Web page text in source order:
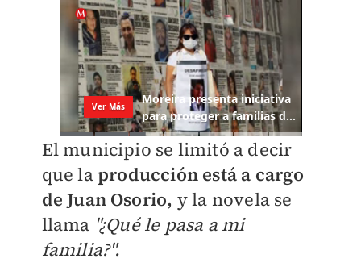
El municipio se limitó a decir
que laproducción está a cargo
de Juan Osorio, y la novela se
llama "¿Qué le pasa a mi
familia?".